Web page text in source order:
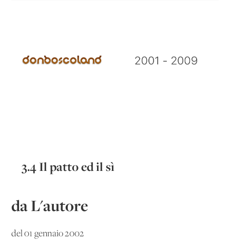
3.4 Il patto ed il sì
da L'autore
del 01 gennaio 2002